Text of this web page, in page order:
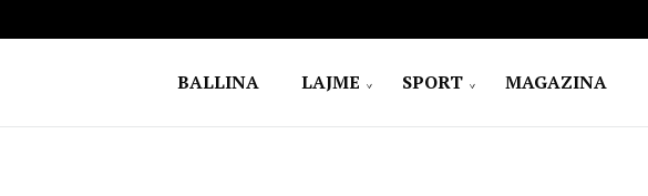
BALLINA LAJME SPORT MAGAZINA